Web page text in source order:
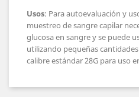
Usos: Para autoevaluación y
muestreo de sangre capilar
glucosa en sangre y se puede
utilizando pequeñas
calibre estándar 28G para uso